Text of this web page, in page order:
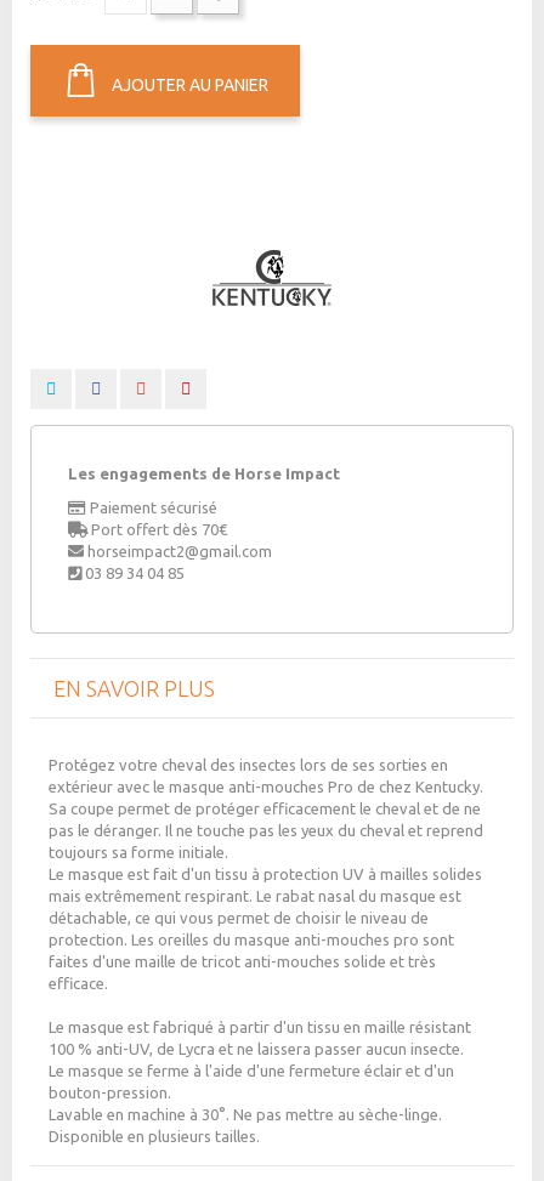
AJOUTER AU PANIER
Les engagements de Horse Impact
Paiement sécurisé
Port offert dès 70€
horseimpact2@gmail.com
03 89 34 04 85
EN SAVOIR PLUS
Protégez votre cheval des insectes lors de ses sorties en
extérieur avec le masque anti-mouches Pro de chez Kentucky.
Sa coupe permet de protéger efficacement le cheval et de ne
pas le déranger. Il ne touche pas les yeux du cheval et reprend
toujours sa forme initiale.
Le masque est fait d'un tissu à protection UV à mailles solides
mais extrêmement respirant. Le rabat nasal du masque est
détachable, ce qui vous permet de choisir le niveau de
protection. Les oreilles du masque anti-mouches pro sont
faites d'une maille de tricot anti-mouches solide et très
efficace.
Le masque est fabriqué à partir d'un tissu en maille résistant
100 % anti-UV, de Lycra et ne laissera passer aucun insecte.
Le masque se ferme à l'aide d'une fermeture éclair et d'un
bouton-pression.
Lavable en machine à 30°. Ne pas mettre au sèche-linge.
Disponible en plusieurs tailles.